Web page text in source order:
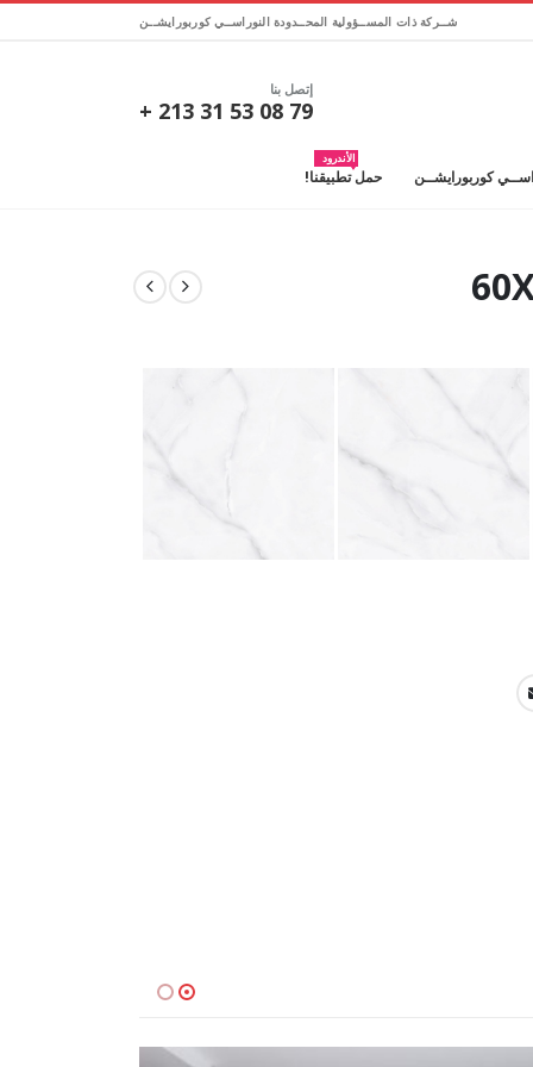
شــركة ذات المســؤولية المحــدودة النوراســي كوربورايشــن
إتصل بنا
79 08 53 31 213 +
كوربورايشــن حمل تطبيقنا!
الأندرود